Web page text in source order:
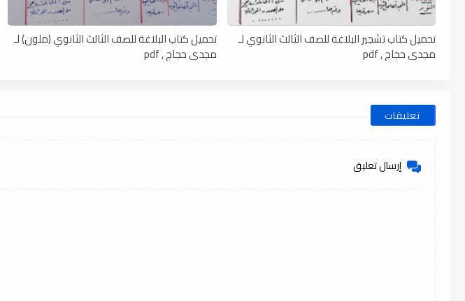
تحميل كتاب تشجير البلاغة للصف الثالث الثانوي لـ
مجدي حجاج , pdf
تحميل كتاب البلاغة للصف الثالث الثانوي (ملون) لـ
مجدي حجاج , pdf
تعليقات
إرسال تعليق